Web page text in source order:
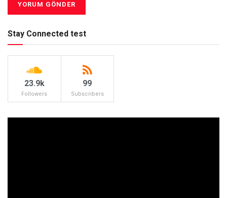
Stay Connected test
23.9k
Followers
99
Subscribers